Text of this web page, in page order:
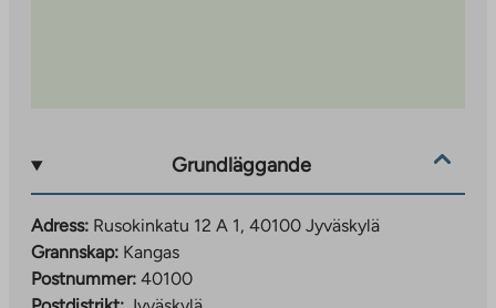
Grundläggande
Adress: Rusokinkatu 12 A 1, 40100 Jyväskylä
Grannskap: Kangas
Postnummer: 40100